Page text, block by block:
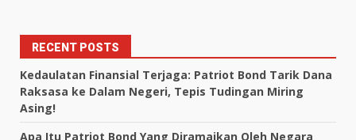
RECENT POSTS
Kedaulatan Finansial Terjaga: Patriot Bond Tarik Dana
Raksasa ke Dalam Negeri, Tepis Tudingan Miring
Asing!
Apa Itu Patriot Bond Yang Diramaikan Oleh Negara